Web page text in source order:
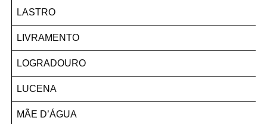
LASTRO
LIVRAMENTO
LOGRADOURO
LUCENA
MÃE D’ÁGUA